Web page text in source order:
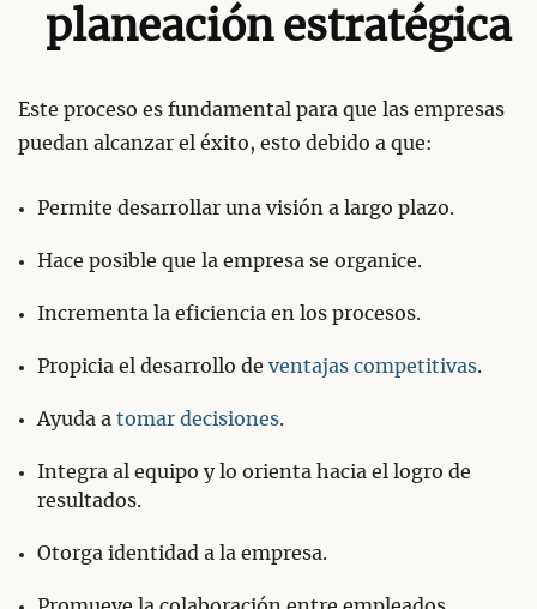
planeación estratégica
Este proceso es fundamental para que las empresas
puedan alcanzar el éxito, esto debido a que:
Permite desarrollar una visión a largo plazo.
Hace posible que la empresa se organice.
Incrementa la eficiencia en los procesos.
Propicia el desarrollo de ventajas competitivas.
Ayuda a tomar decisiones.
Integra al equipo y lo orienta hacia el logro de
resultados.
Otorga identidad a la empresa.